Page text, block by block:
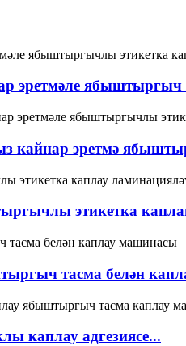
эретмәле ябыштыргыч
кайнар эретмә
этикетка
тасма белән
каплау адгезиясе...